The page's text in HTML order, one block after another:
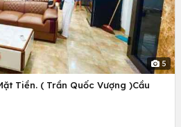
5
Tiền. ( Trần Quốc Vượng )Cầu